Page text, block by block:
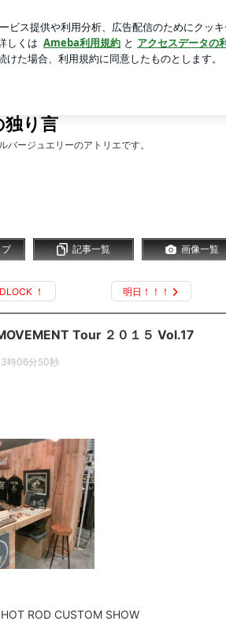
職人の独り言
り言
バージュエリーのアトリエです。
記事一覧 画像一覧
！ 明日！！！
Tour ２０１５ Vol.17
時06分50秒
ROD CUSTOM SHOW